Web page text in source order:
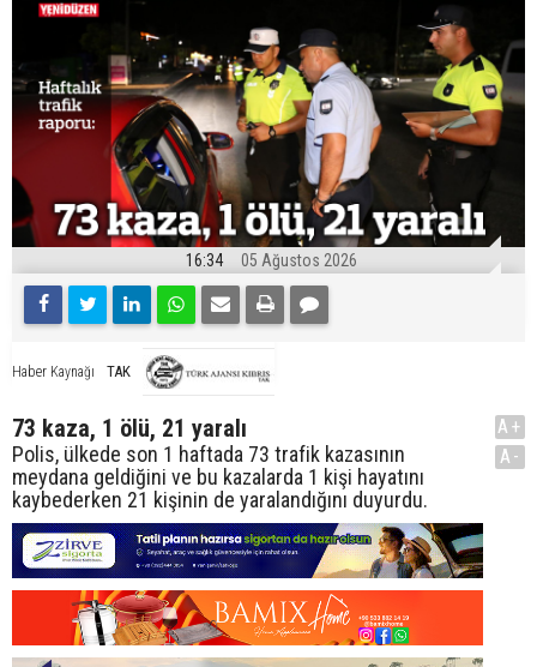
16:34 05 Ağustos 2026
Haber Kaynağı TAK
73 kaza, 1 ölü, 21 yaralı
Polis, ülkede son 1 haftada 73 trafik kazasının
meydana geldiğini ve bu kazalarda 1 kişi hayatını
kaybederken 21 kişinin de yaralandığını duyurdu.
A+
A-